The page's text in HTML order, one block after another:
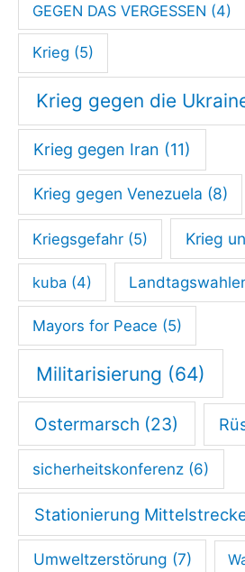
GEGEN DAS VERGESSEN (4)
Krieg (5)
Krieg gegen die
Krieg gegen Iran (11)
Krieg gegen Venezuela (8)
Kriegsgefahr (5) Krieg
kuba (4)
Mayors for Peace (5)
Militarisierung (64)
Ostermarsch (23)
sicherheitskonferenz (6)
Stationierung
Umweltzerstörung (7)